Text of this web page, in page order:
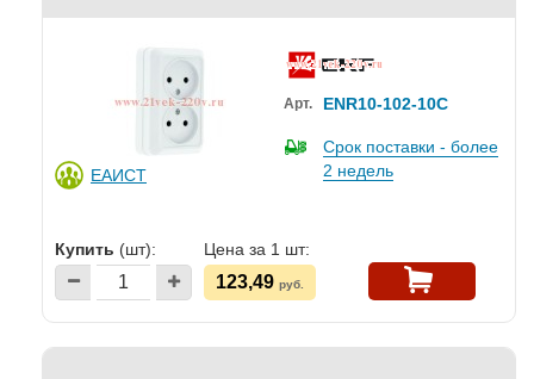
ЕАИСТ
Арт. ENR10-102-10C
Срок поставки - более
2 недель
Купить (шт): Цена за 1 шт:
123,49 руб.